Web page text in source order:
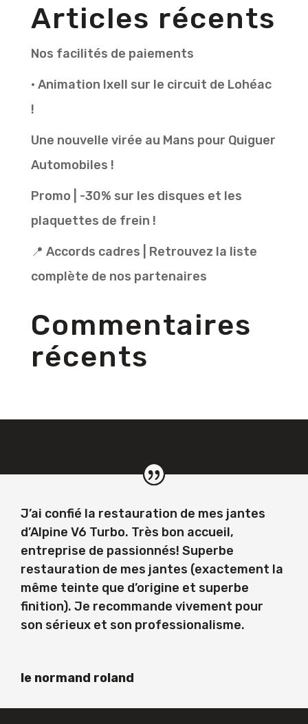
Articles récents
Nos facilités de paiements
• Animation Ixell sur le circuit de Lohéac
!
Une nouvelle virée au Mans pour Quiguer
Automobiles !
Promo | -30% sur les disques et les
plaquettes de frein !
📍 Accords cadres | Retrouvez la liste
complète de nos partenaires
Commentaires
récents
J’ai confié la restauration de mes jantes
d’Alpine V6 Turbo. Très bon accueil,
entreprise de passionnés! Superbe
restauration de mes jantes (exactement la
même teinte que d’origine et superbe
finition). Je recommande vivement pour
son sérieux et son professionalisme.
le normand roland